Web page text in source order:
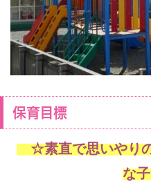
保育目標
☆素直で思いやり
な